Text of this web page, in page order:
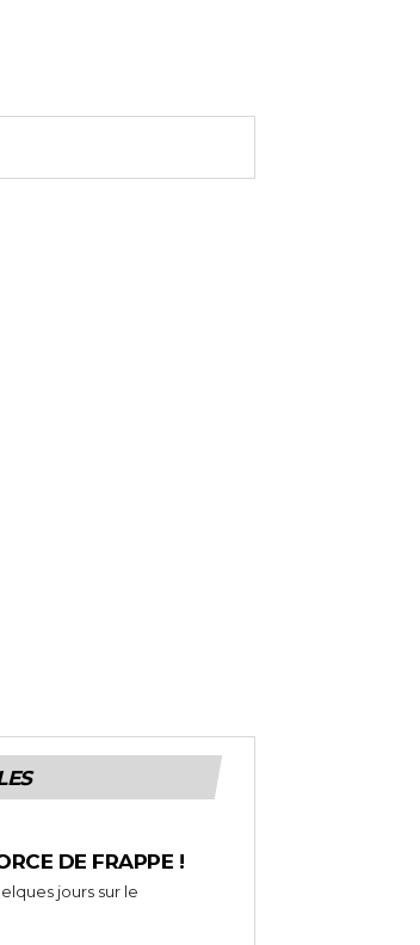
DE FRAPPE !
jours sur le